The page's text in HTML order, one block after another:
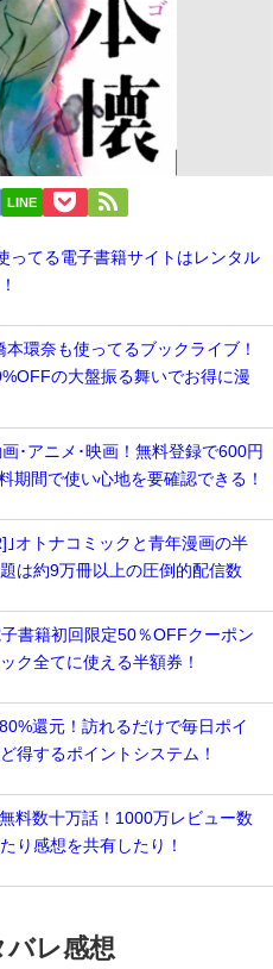
LINE
ってる電子書籍サイトはレンタル
本環奈も使ってるブックライブ！
の大盤振る舞いでお得に漫
画･アニメ･映画！無料登録で600円
期間で使い心地を要確認できる！
｣オトナコミックと青年漫画の半
は約9万冊以上の圧倒的配信数
子書籍初回限定50％OFFクーポン
ク全てに使える半額券！
還元！訪れるだけで毎日ポイ
得するポイントシステム！
料数十万話！1000万レビュー数
り感想を共有したり！
バレ感想